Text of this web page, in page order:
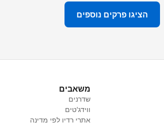
הציגו פרקים נוספים
משאבים
שדרנים
ווידג'טים
אתרי רדיו לפי מדינה